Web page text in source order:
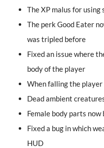
The XP malus for
The perk Good Eater
was tripled before
Fixed an issue where
body of the player
When falling the
Dead ambient
Female body parts
Fixed a bug in which
HUD